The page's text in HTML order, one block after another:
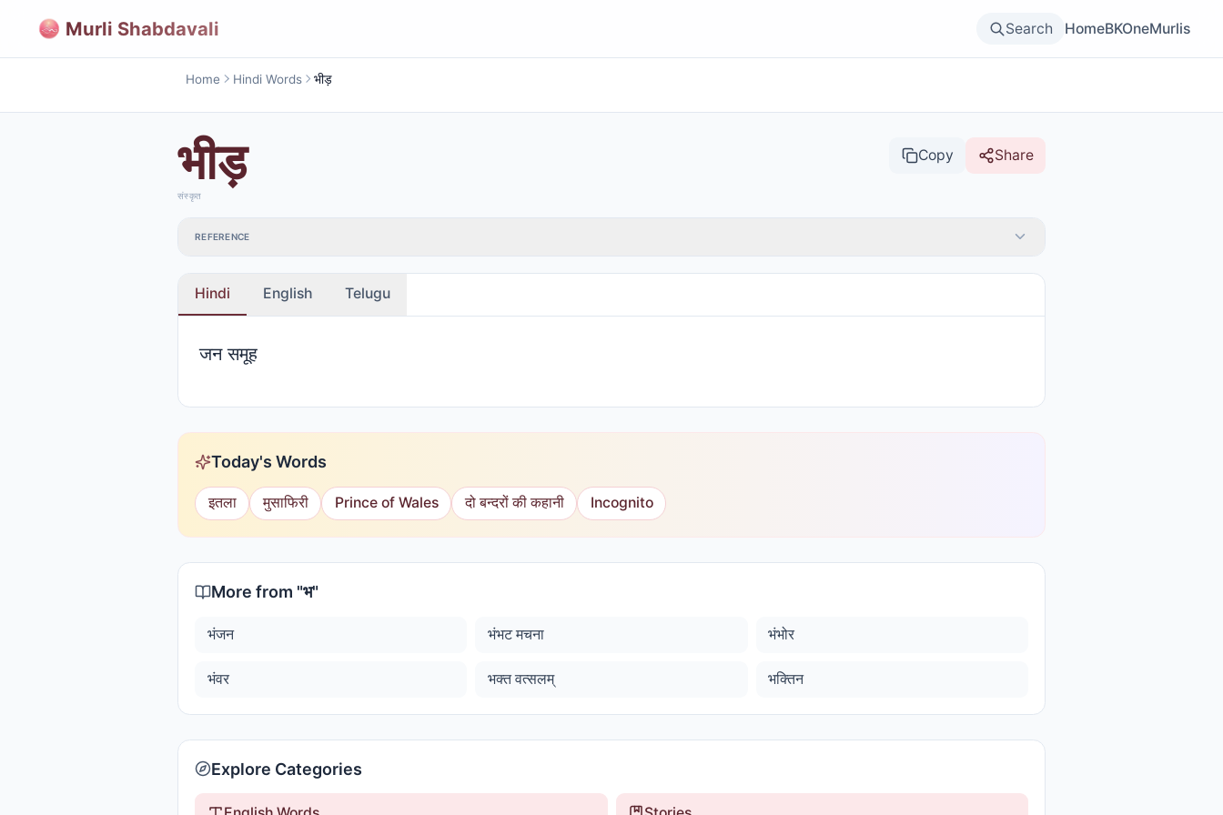
Murli Shabdavali Search HomeBKOneMurlis
Home Hindi Words भीड़
भीड़ Copy Share
संस्कृत
REFERENCE
Hindi English Telugu
जन समूह
Today's Words
इतला मुसाफिरी Prince of Wales दो बन्दरों की कहानी Incognito
More from "भ"
भंजन भंभट मचना भंभोर
भंवर भक्त वत्सलम् भक्तिन
Explore Categories